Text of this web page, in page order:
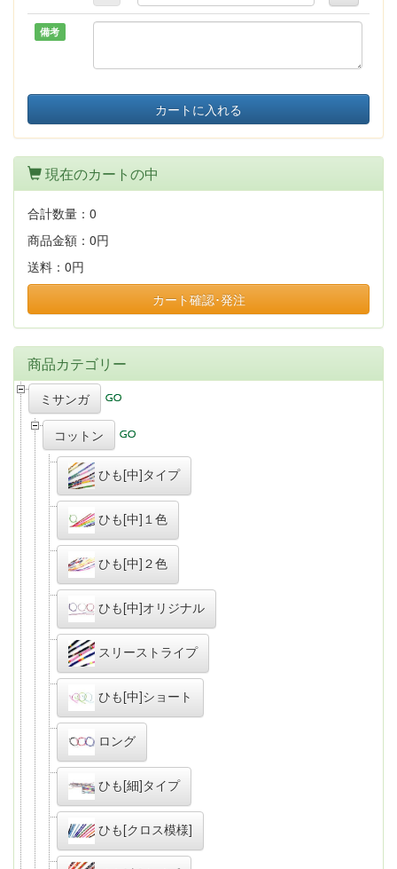
備考
カートに入れる
現在のカートの中
合計数量： 0
商品金額： 0円
送料： 0円
カート確認･発注
商品カテゴリー
ミサンガ
コットン
ひも[中]タイプ
ひも[中]１色
ひも[中]２色
ひも[中]オリジナル
スリーストライプ
ひも[中]ショート
ロング
ひも[細]タイプ
ひも[クロス模様]